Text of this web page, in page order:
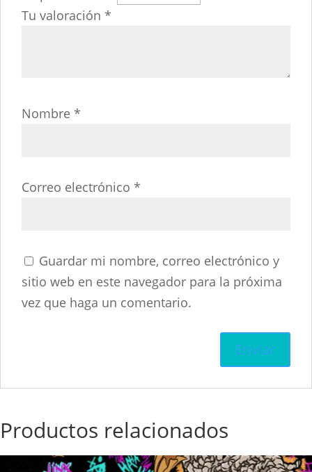
Tu valoración *
Nombre *
Correo electrónico *
Guardar mi nombre, correo electrónico y
sitio web en este navegador para la próxima
vez que haga un comentario.
Productos relacionados